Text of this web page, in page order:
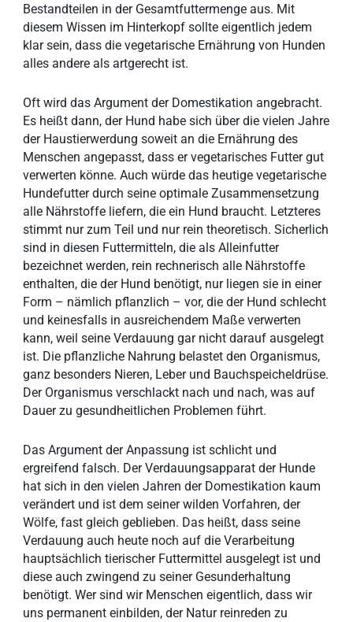
Bestandteilen in der Gesamtfuttermenge aus. Mit
diesem Wissen im Hinterkopf sollte eigentlich jedem
klar sein, dass die vegetarische Ernährung von Hunden
alles andere als artgerecht ist.
Oft wird das Argument der Domestikation angebracht.
Es heißt dann, der Hund habe sich über die vielen Jahre
der Haustierwerdung soweit an die Ernährung des
Menschen angepasst, dass er vegetarisches Futter gut
verwerten könne. Auch würde das heutige vegetarische
Hundefutter durch seine optimale Zusammensetzung
alle Nährstoffe liefern, die ein Hund braucht. Letzteres
stimmt nur zum Teil und nur rein theoretisch. Sicherlich
sind in diesen Futtermitteln, die als Alleinfutter
bezeichnet werden, rein rechnerisch alle Nährstoffe
enthalten, die der Hund benötigt, nur liegen sie in einer
Form – nämlich pflanzlich – vor, die der Hund schlecht
und keinesfalls in ausreichendem Maße verwerten
kann, weil seine Verdauung gar nicht darauf ausgelegt
ist. Die pflanzliche Nahrung belastet den Organismus,
ganz besonders Nieren, Leber und Bauchspeicheldrüse.
Der Organismus verschlackt nach und nach, was auf
Dauer zu gesundheitlichen Problemen führt.
Das Argument der Anpassung ist schlicht und
ergreifend falsch. Der Verdauungsapparat der Hunde
hat sich in den vielen Jahren der Domestikation kaum
verändert und ist dem seiner wilden Vorfahren, der
Wölfe, fast gleich geblieben. Das heißt, dass seine
Verdauung auch heute noch auf die Verarbeitung
hauptsächlich tierischer Futtermittel ausgelegt ist und
diese auch zwingend zu seiner Gesunderhaltung
benötigt. Wer sind wir Menschen eigentlich, dass wir
uns permanent einbilden, der Natur reinreden zu